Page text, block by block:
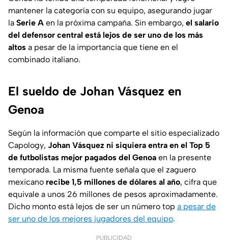
mantener la categoría con su equipo, asegurando jugar
la Serie A en la próxima campaña. Sin embargo, el salario
del defensor central está lejos de ser uno de los más
altos a pesar de la importancia que tiene en el
combinado italiano.
El sueldo de Johan Vásquez en
Genoa
Según la información que comparte el sitio especializado
Capology, Johan Vásquez ni siquiera entra en el Top 5
de futbolistas mejor pagados del Genoa en la presente
temporada. La misma fuente señala que el zaguero
mexicano recibe 1,5 millones de dólares al año, cifra que
equivale a unos 26 millones de pesos aproximadamente.
Dicho monto está lejos de ser un número top a pesar de
ser uno de los mejores jugadores del equipo.
PUBLICIDAD